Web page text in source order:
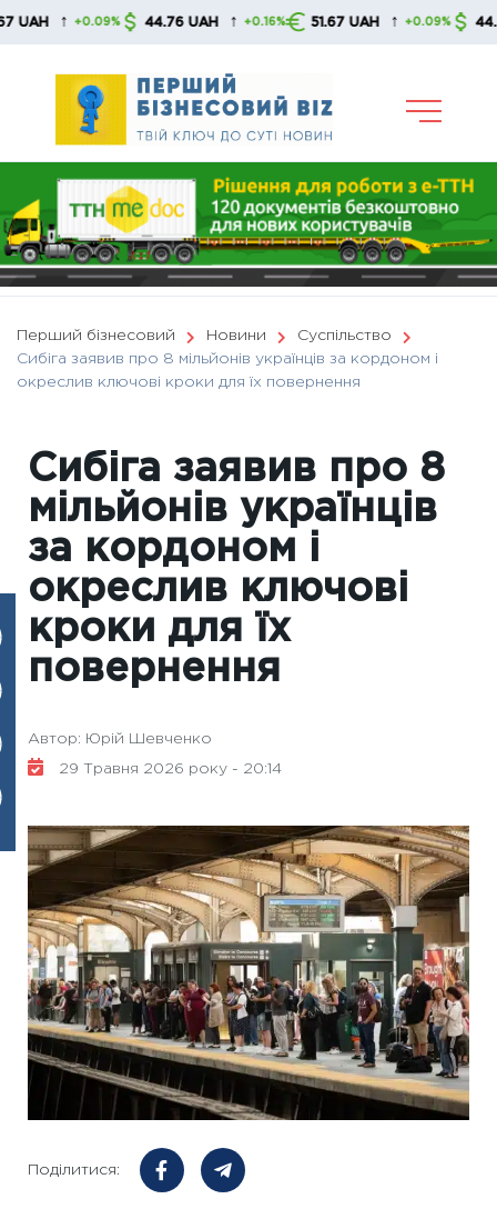
Skip
↑ +0.09% 44.76 UAH ↑ +0.16% 51.67 UAH ↑ +0.09% 44.76
Перший бізнесовий Новини
Суспільство
Сибіга заявив про 8 мільйонів українців за кордоном і
окреслив ключові кроки для їх повернення
Сибіга заявив про 8
мільйонів українців
за кордоном і
окреслив ключові
кроки для їх
повернення
Автор: Юрій Шевченко
29 Травня 2026 року - 20:14
Поділитися: